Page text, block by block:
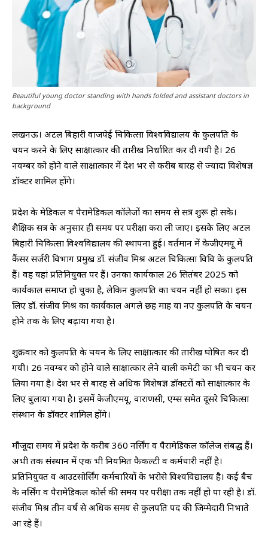
Beautiful young doctor standing with hands folded and assistant doctors in
background
लखनऊ। अटल बिहारी वाजपेई चिकित्सा विश्वविद्यालय के कुलपति के
चयन करने के लिए साक्षात्कार की तारीख निर्धारित कर दी गयी है। 26
नवम्बर को होने वाले साक्षात्कार में देश भर से करीब बारह से ज्यादा विशेषज्ञ
डॉक्टर शामिल होंगे।
प्रदेश के मेडिकल व पैरामेडिकल कॉलेजों का समय से सत्र शुरू हो सके।
शैक्षिक सत्र के अनुसार ही समय पर परीक्षा करा ली जाए। इसके लिए अटल
बिहारी चिकित्सा विश्वविद्यालय की स्थापना हुई। वर्तमान में केजीएमयू में
कैंसर सर्जरी विभाग प्रमुख डॉ. संजीव मिश्र अटल चिकित्सा विवि के कुलपति
हैं। वह यहां प्रतिनियुक्त पर हैं। उनका कार्यकाल 26 सितंबर 2025 को
कार्यकाल समाप्त हो चुका है, लेकिन कुलपति का चयन नहीं हो सका। इस
लिए डॉ. संजीव मिश्र का कार्यकाल अगले छह माह या नए कुलपति के चयन
होने तक के लिए बढ़ाया गया है।
शुक्रवार को कुलपति के चयन के लिए साक्षात्कार की तारीख घोषित कर दी
गयी। 26 नवम्बर को होने वाले साक्षात्कार लेने वाली कमेटी का भी चयन कर
लिया गया है। देश भर से बारह से अधिक विशेषज्ञ डॉक्टरों को साक्षात्कार के
लिए बुलाया गया है। इसमें केजीएमयू, वाराणसी, एम्स समेत दूसरे चिकित्सा
संस्थान के डॉक्टर शामिल होंगे।
मौजूदा समय में प्रदेश के करीब 360 नर्सिंग व पैरामेडिकल कॉलेज संबद्ध हैं।
अभी तक संस्थान में एक भी नियमित फैकल्टी व कर्मचारी नहीं है।
प्रतिनियुक्त व आउटसोर्सिंग कर्मचारियों के भरोसे विश्वविद्यालय है। कई बैच
के नर्सिंग व पैरामेडिकल कोर्स की समय पर परीक्षा तक नहीं हो पा रही है। डॉ.
संजीव मिश्र तीन वर्ष से अधिक समय से कुलपति पद की जिम्मेदारी निभाते
आ रहे हैं।